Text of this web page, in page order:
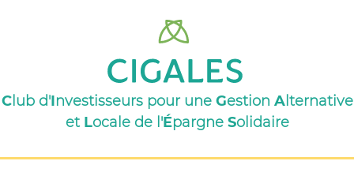
Club d'Investisseurs pour une Gestion Alternative
et Locale de l'Épargne Solidaire